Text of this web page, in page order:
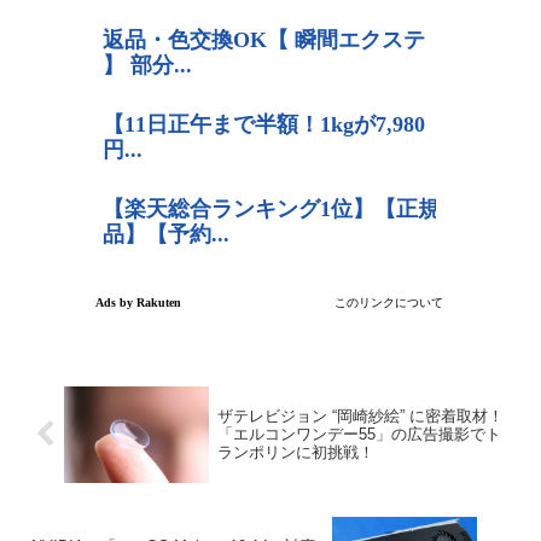
ザテレビジョン “岡崎紗絵” に密着取材！
「エルコンワンデー55」の広告撮影でト
ランポリンに初挑戦！